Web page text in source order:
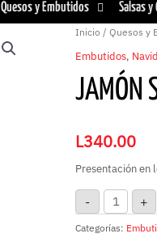
Quesos y Embutidos Salsas
Inicio /Quesos y
Embutidos,
JAMÓN
L340.00
Presentación en
-
Jamón
Serrano
Artysan
cantidad
+
Categorías: